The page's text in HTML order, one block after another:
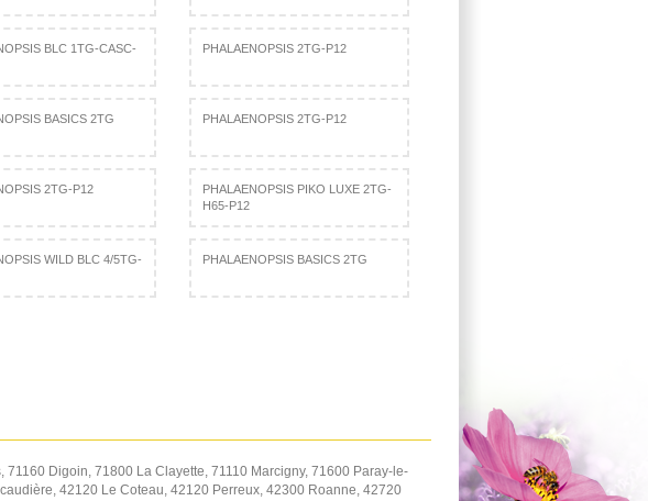
BLC 1TG-CASC-
PHALAENOPSIS 2TG-P12
BASICS 2TG PHALAENOPSIS 2TG-P12
2TG-P12
PHALAENOPSIS PIKO LUXE 2TG-
H65-P12
WILD BLC 4/5TG-
PHALAENOPSIS BASICS 2TG
Digoin, 71800 La Clayette, 71110 Marcigny, 71600 Paray-le-
42120 Le Coteau, 42120 Perreux, 42300 Roanne, 42720